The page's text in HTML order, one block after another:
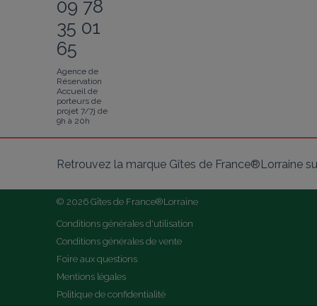
09 78
35 01
65
Agence de
Réservation
Accueil de
porteurs de
projet 7/7j de
9h à 20h
Retrouvez la marque Gîtes de France®Lorraine
© 2026 Gîtes de France®Lorraine
Conditions générales d'utilisation
Conditions générales de vente
Foire aux questions
Mentions légales
Politique de confidentialité